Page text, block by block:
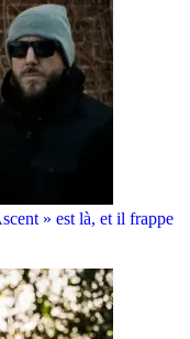
» est là, et il frappe